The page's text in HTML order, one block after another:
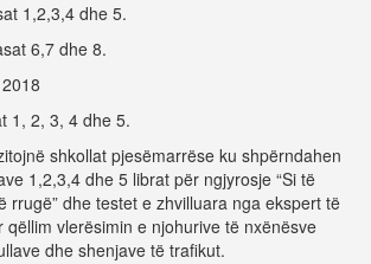
1,2,3,4 dhe 5.
6,7 dhe 8.
1, 2, 3, 4 dhe 5.
shkollat pjesëmarrëse ku shpërndahen
1,2,3,4 dhe 5 librat për ngjyrosje “Si të
rrugë” dhe testet e zhvilluara nga ekspert të
qëllim vlerësimin e njohurive të nxënësve
dhe shenjave të trafikut.